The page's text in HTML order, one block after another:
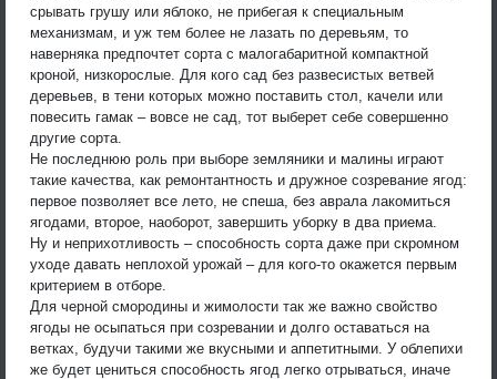
срывать грушу или яблоко, не прибегая к специальным
механизмам, и уж тем более не лазать по деревьям, то
наверняка предпочтет сорта с малогабаритной компактной
кроной, низкорослые. Для кого сад без развесистых ветвей
деревьев, в тени которых можно поставить стол, качели или
повесить гамак – вовсе не сад, тот выберет себе совершенно
другие сорта.
Не последнюю роль при выборе земляники и малины играют
такие качества, как ремонтантность и дружное созревание ягод:
первое позволяет все лето, не спеша, без аврала лакомиться
ягодами, второе, наоборот, завершить уборку в два приема.
Ну и неприхотливость – способность сорта даже при скромном
уходе давать неплохой урожай – для кого-то окажется первым
критерием в отборе.
Для черной смородины и жимолости так же важно свойство
ягоды не осыпаться при созревании и долго оставаться на
ветках, будучи такими же вкусными и аппетитными. У облепихи
же будет цениться способность ягод легко отрываться, иначе